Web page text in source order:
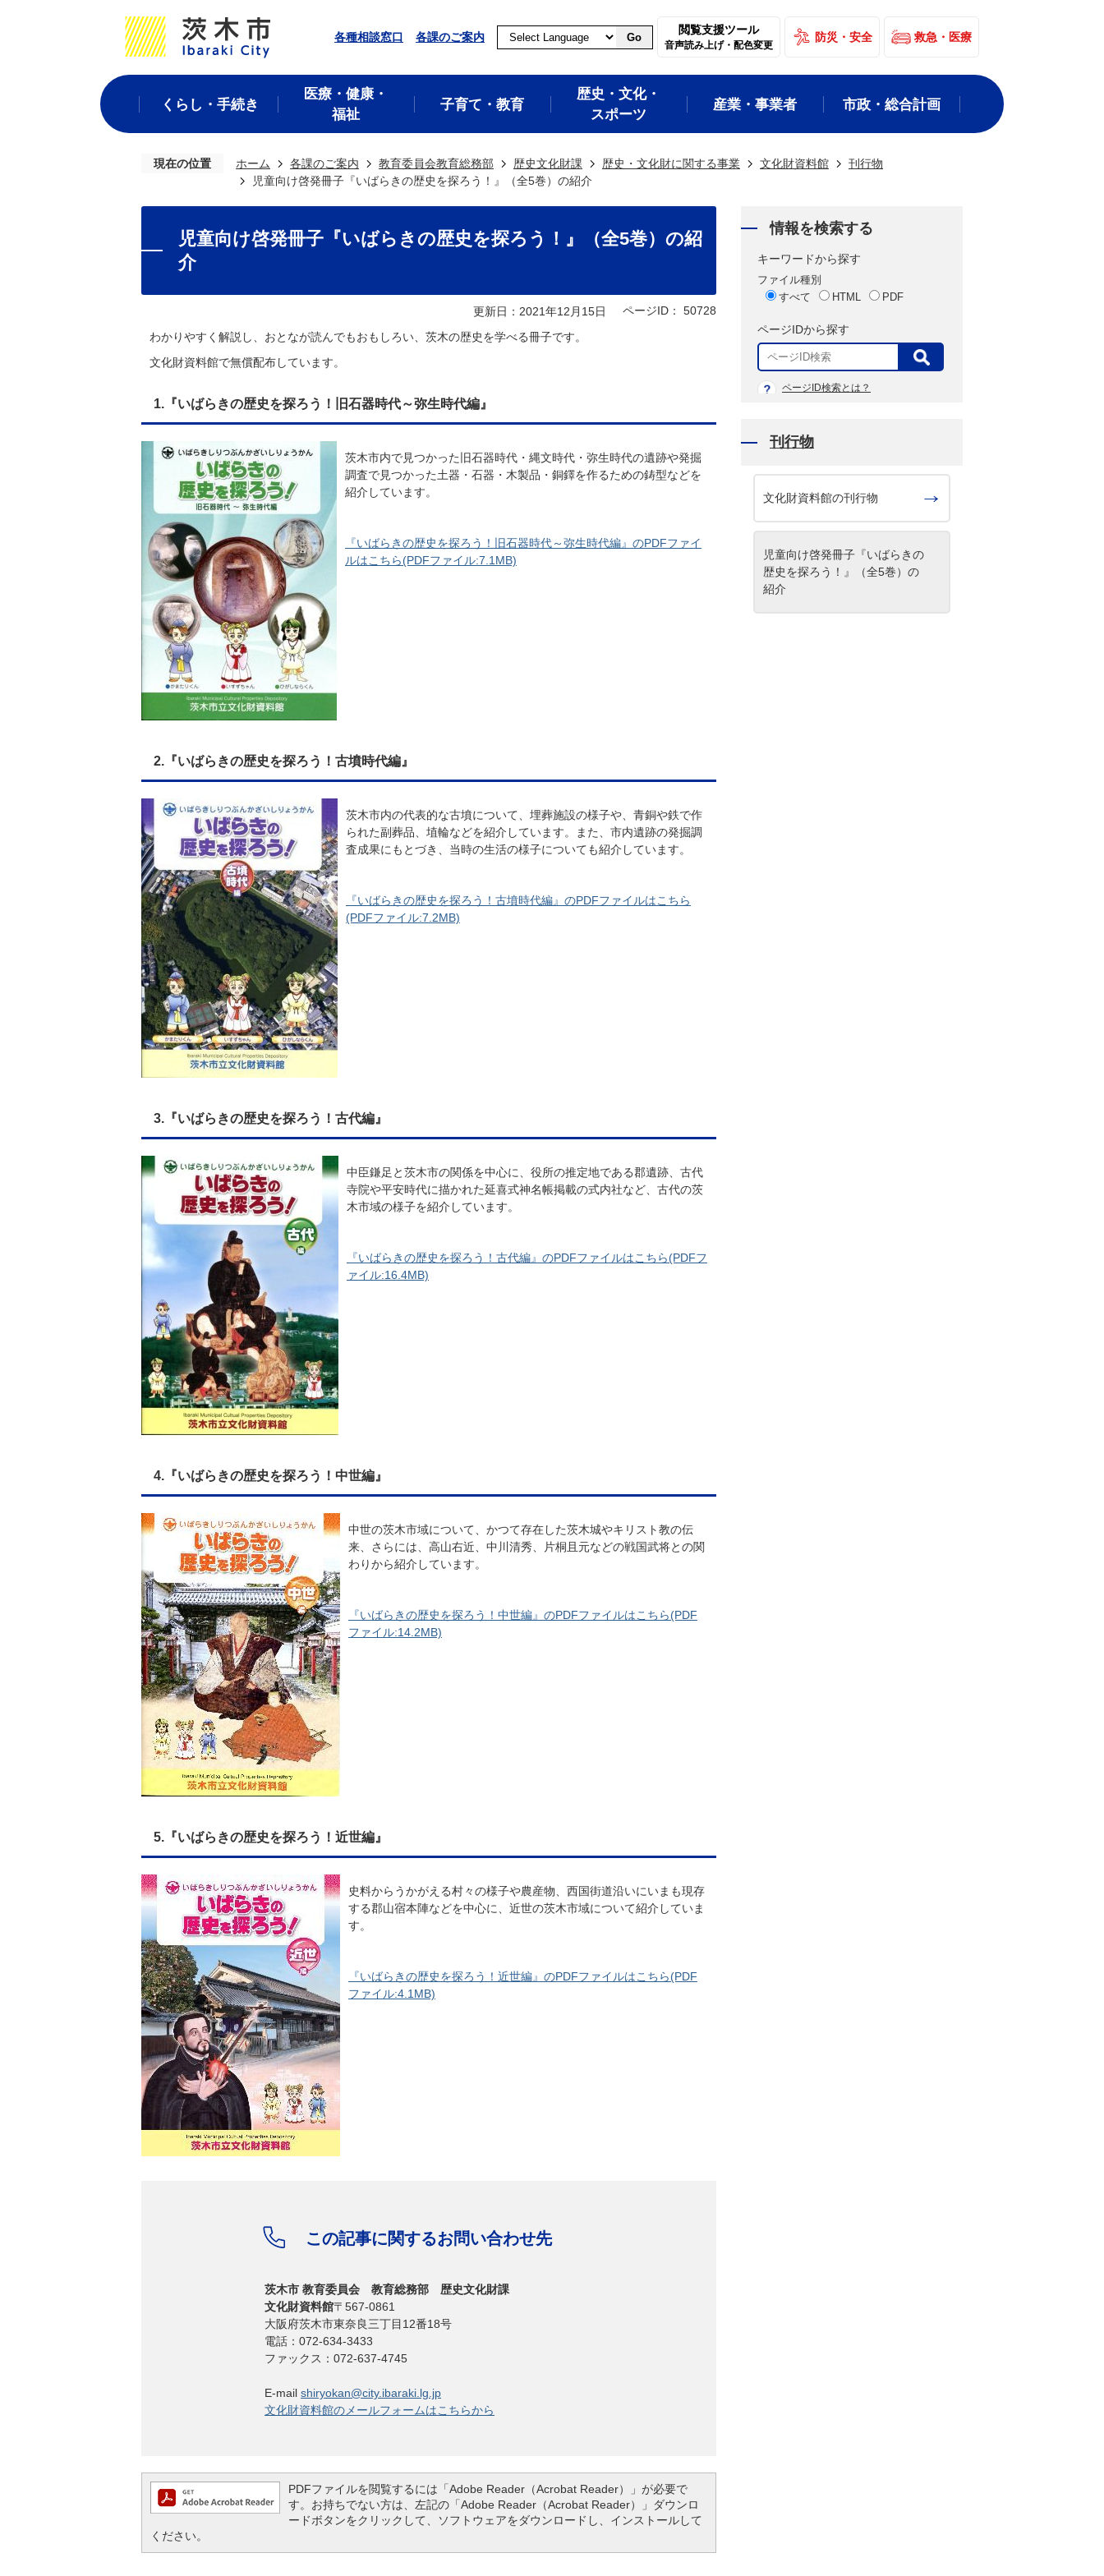
各種相談窓口 各課のご案内 Go
閲覧支援ツール
音声読み上げ・配色変更
防災・安全 救急・医療
くらし・手続き
医療・健康・
福祉
子育て・教育
歴史・文化・
スポーツ
産業・事業者 市政・総合計画
現在の位置 ホーム 各課のご案内 教育委員会教育総務部 歴史文化財課 歴史・文化財に関する事業 文化財資料館
刊行物
児童向け啓発冊子『いばらきの歴史を探ろう！』（全5巻）の紹介
児童向け啓発冊子『いばらきの歴史を探ろう！』（全5巻）の紹
介
更新日：2021年12月15日 ページID：
50728
わかりやすく解説し、おとなが読んでもおもしろい、茨木の歴史を学べる冊子です。
文化財資料館で無償配布しています。
1.『いばらきの歴史を探ろう！旧石器時代～弥生時代編』
茨木市内で見つかった旧石器時代・縄文時代・弥生時代の遺跡や発掘
調査で見つかった土器・石器・木製品・銅鐸を作るための鋳型などを
紹介しています。
『いばらきの歴史を探ろう！旧石器時代～弥生時代編』のPDFファイ
ルはこちら(PDFファイル:7.1MB)
2.『いばらきの歴史を探ろう！古墳時代編』
茨木市内の代表的な古墳について、埋葬施設の様子や、青銅や鉄で作
られた副葬品、埴輪などを紹介しています。また、市内遺跡の発掘調
査成果にもとづき、当時の生活の様子についても紹介しています。
『いばらきの歴史を探ろう！古墳時代編』のPDFファイルはこちら
(PDFファイル:7.2MB)
3.『いばらきの歴史を探ろう！古代編』
中臣鎌足と茨木市の関係を中心に、役所の推定地である郡遺跡、古代
寺院や平安時代に描かれた延喜式神名帳掲載の式内社など、古代の茨
木市域の様子を紹介しています。
『いばらきの歴史を探ろう！古代編』のPDFファイルはこちら(PDFフ
ァイル:16.4MB)
4.『いばらきの歴史を探ろう！中世編』
中世の茨木市域について、かつて存在した茨木城やキリスト教の伝
来、さらには、高山右近、中川清秀、片桐且元などの戦国武将との関
わりから紹介しています。
『いばらきの歴史を探ろう！中世編』のPDFファイルはこちら(PDF
ファイル:14.2MB)
5.『いばらきの歴史を探ろう！近世編』
史料からうかがえる村々の様子や農産物、西国街道沿いにいまも現存
する郡山宿本陣などを中心に、近世の茨木市域について紹介していま
す。
『いばらきの歴史を探ろう！近世編』のPDFファイルはこちら(PDF
ファイル:4.1MB)
この記事に関するお問い合わせ先
茨木市 教育委員会 教育総務部 歴史文化財課
文化財資料館〒567-0861
大阪府茨木市東奈良三丁目12番18号
電話：072-634-3433
ファックス：072-637-4745
E-mail shiryokan@city.ibaraki.lg.jp
文化財資料館のメールフォームはこちらから
PDFファイルを閲覧するには「Adobe Reader（Acrobat Reader）」が必要で
す。お持ちでない方は、左記の「Adobe Reader（Acrobat Reader）」ダウンロ
ードボタンをクリックして、ソフトウェアをダウンロードし、インストールして
ください。
情報を検索する
キーワードから探す
ファイル種別
すべて
HTML PDF
ページIDから探す
表
ページID検索とは？
刊行物
文化財資料館の刊行物
児童向け啓発冊子『いばらきの
歴史を探ろう！』（全5巻）の
紹介